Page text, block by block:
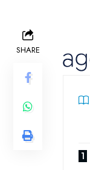
SHARE